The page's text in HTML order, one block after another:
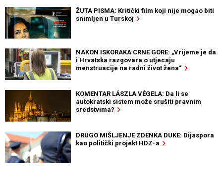
ŽUTA PISMA: Kritički film koji nije mogao biti
snimljen u Turskoj
NAKON ISKORAKA CRNE GORE: „Vrijeme je da
i Hrvatska razgovara o utjecaju
menstruacije na radni život žena“
KOMENTAR LÁSZLA VÉGELA: Da li se
autokratski sistem može srušiti pravnim
sredstvima?
DRUGO MIŠLJENJE ZDENKA DUKE: Dijaspora
kao politički projekt HDZ-a